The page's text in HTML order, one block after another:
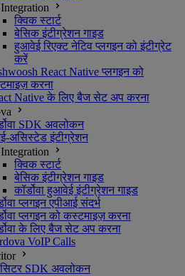
Integration
क्विक स्टार्ट
बेसिक इंटीग्रेशन गाइड
हुआवेई रिएक्ट नेटिव प्लगइन को इंटीग्रेट
करें
React Native प्लगइन को
करना
Native के लिए बैज सेट अप करना
SDK अवलोकन
असिस्टेड इंटीग्रेशन
Integration
क्विक स्टार्ट
बेसिक इंटीग्रेशन गाइड
कॉर्डोवा हुआवेई इंटीग्रेशन गाइड
प्लगइन एपीआई संदर्भ
प्लगइन को कस्टमाइज़ करना
के लिए बैज सेट अप करना
VoIP Calls
SDK अवलोकन